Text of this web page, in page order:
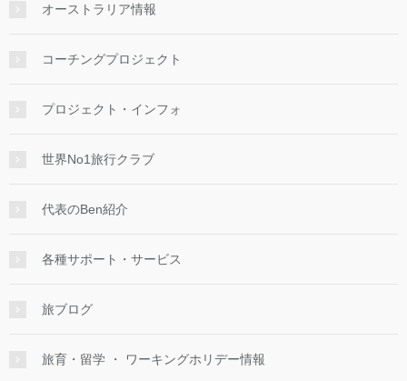
オーストラリア情報
コーチングプロジェクト
プロジェクト・インフォ
世界No1旅行クラブ
代表のBen紹介
各種サポート・サービス
旅ブログ
旅育・留学 ・ ワーキングホリデー情報